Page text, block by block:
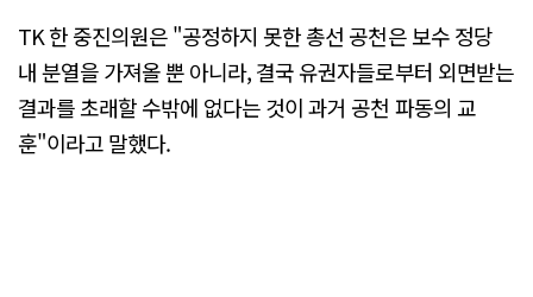
TK 한 중진의원은 "공정하지 못한 총선 공천은 보수 정당
내 분열을 가져올 뿐 아니라, 결국 유권자들로부터 외면받는
결과를 초래할 수밖에 없다는 것이 과거 공천 파동의 교
훈"이라고 말했다.